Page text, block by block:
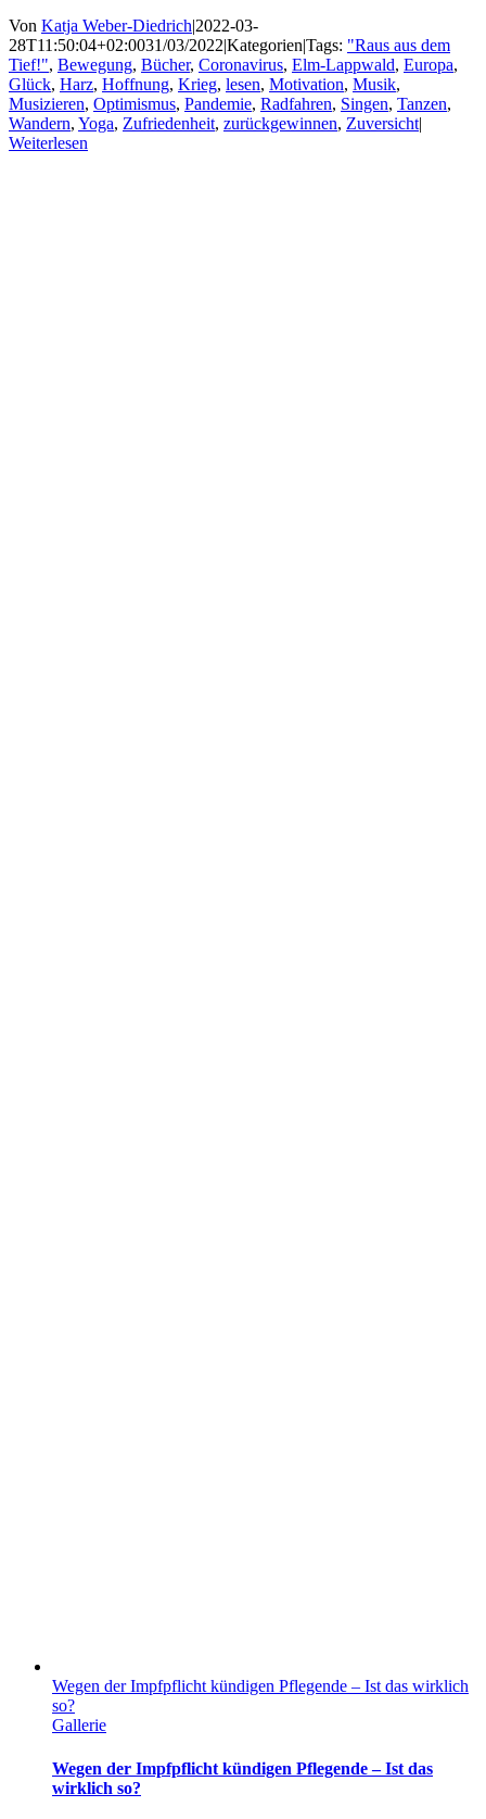
Von Katja Weber-Diedrich|2022-03-
28T11:50:04+02:0031/03/2022|Kategorien|Tags: "Raus aus dem
Tief!", Bewegung, Bücher, Coronavirus, Elm-Lappwald, Europa,
Glück, Harz, Hoffnung, Krieg, lesen, Motivation, Musik,
Musizieren, Optimismus, Pandemie, Radfahren, Singen, Tanzen,
Wandern, Yoga, Zufriedenheit, zurückgewinnen, Zuversicht|
Weiterlesen
Wegen der Impfpflicht kündigen Pflegende – Ist das wirklich
so?
Gallerie
Wegen der Impfpflicht kündigen Pflegende – Ist das
wirklich so?